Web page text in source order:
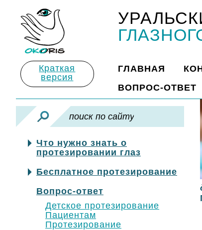
Краткая
версия
ГЛАВНАЯ
ВОПРОС-ОТВЕТ
Что нужно знать о
протезировании глаз
Бесплатное протезирование
Вопрос-ответ
Детское протезирование
Пациентам
Протезирование